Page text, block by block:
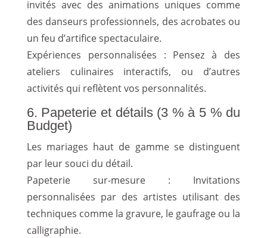
invités avec des animations uniques comme
des danseurs professionnels, des acrobates ou
un feu d’artifice spectaculaire.
Expériences personnalisées : Pensez à des
ateliers culinaires interactifs, ou d’autres
activités qui reflètent vos personnalités.
6. Papeterie et détails (3 % à 5 % du
Budget)
Les mariages haut de gamme se distinguent
par leur souci du détail.
Papeterie sur-mesure : Invitations
personnalisées par des artistes utilisant des
techniques comme la gravure, le gaufrage ou la
calligraphie.